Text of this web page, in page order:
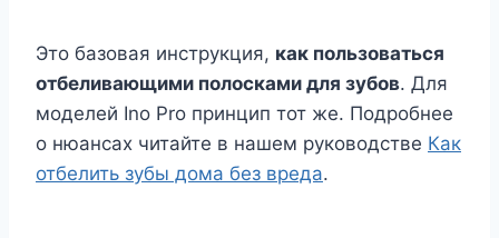
Это базовая инструкция, как пользоваться
отбеливающими полосками для зубов. Для
моделей Ino Pro принцип тот же. Подробнее
о нюансах читайте в нашем руководстве Как
отбелить зубы дома без вреда.